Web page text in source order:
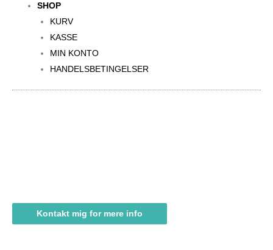
SHOP
KURV
KASSE
MIN KONTO
HANDELSBETINGELSER
Kontakt mig for mere info